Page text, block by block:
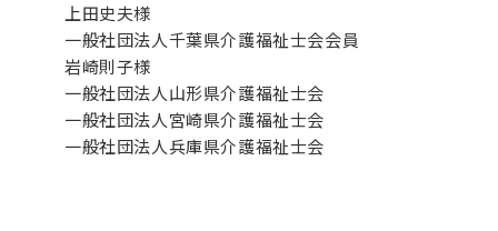
上田史夫様
一般社団法人千葉県介護福祉士会会員
岩崎則子様
一般社団法人山形県介護福祉士会
一般社団法人宮崎県介護福祉士会
一般社団法人兵庫県介護福祉士会